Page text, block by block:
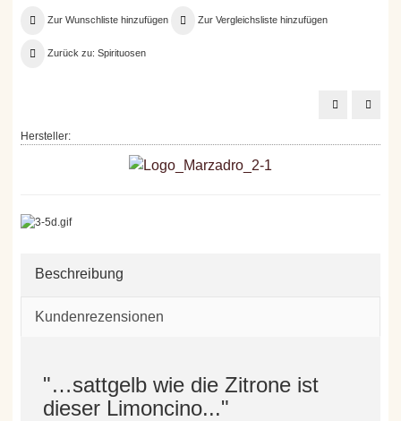
Zur Wunschliste hinzufügen Zur Vergleichsliste hinzufügen
Zurück zu: Spirituosen
Fattoria
l
%,
Hersteller:
Beschreibung
Kundenrezensionen
"…sattgelb wie die Zitrone ist
dieser Limoncino..."